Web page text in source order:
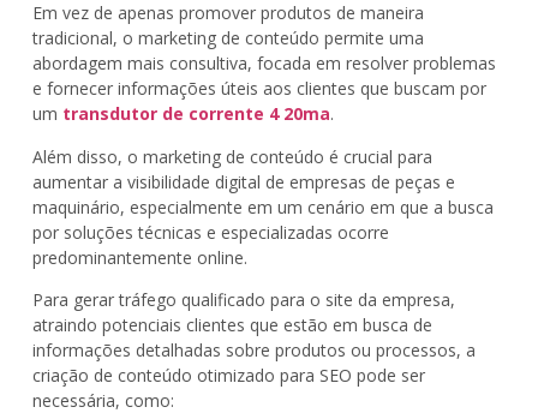
Em vez de apenas promover produtos de maneira
tradicional, o marketing de conteúdo permite uma
abordagem mais consultiva, focada em resolver problemas
e fornecer informações úteis aos clientes que buscam por
um transdutor de corrente 4 20ma.
Além disso, o marketing de conteúdo é crucial para
aumentar a visibilidade digital de empresas de peças e
maquinário, especialmente em um cenário em que a busca
por soluções técnicas e especializadas ocorre
predominantemente online.
Para gerar tráfego qualificado para o site da empresa,
atraindo potenciais clientes que estão em busca de
informações detalhadas sobre produtos ou processos, a
criação de conteúdo otimizado para SEO pode ser
necessária, como: